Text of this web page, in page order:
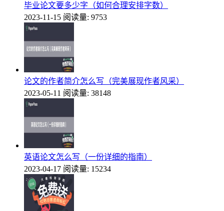
毕业论文要多少字（如何合理安排字数）
2023-11-15 阅读量: 9753
论文的作者简介怎么写（完美展现作者风采）
2023-05-11 阅读量: 38148
英语论文怎么写（一份详细的指南）
2023-04-17 阅读量: 15234